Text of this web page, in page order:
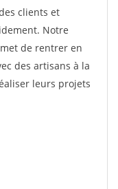
clients et
Notre
de rentrer en
des artisans à la
leurs projets